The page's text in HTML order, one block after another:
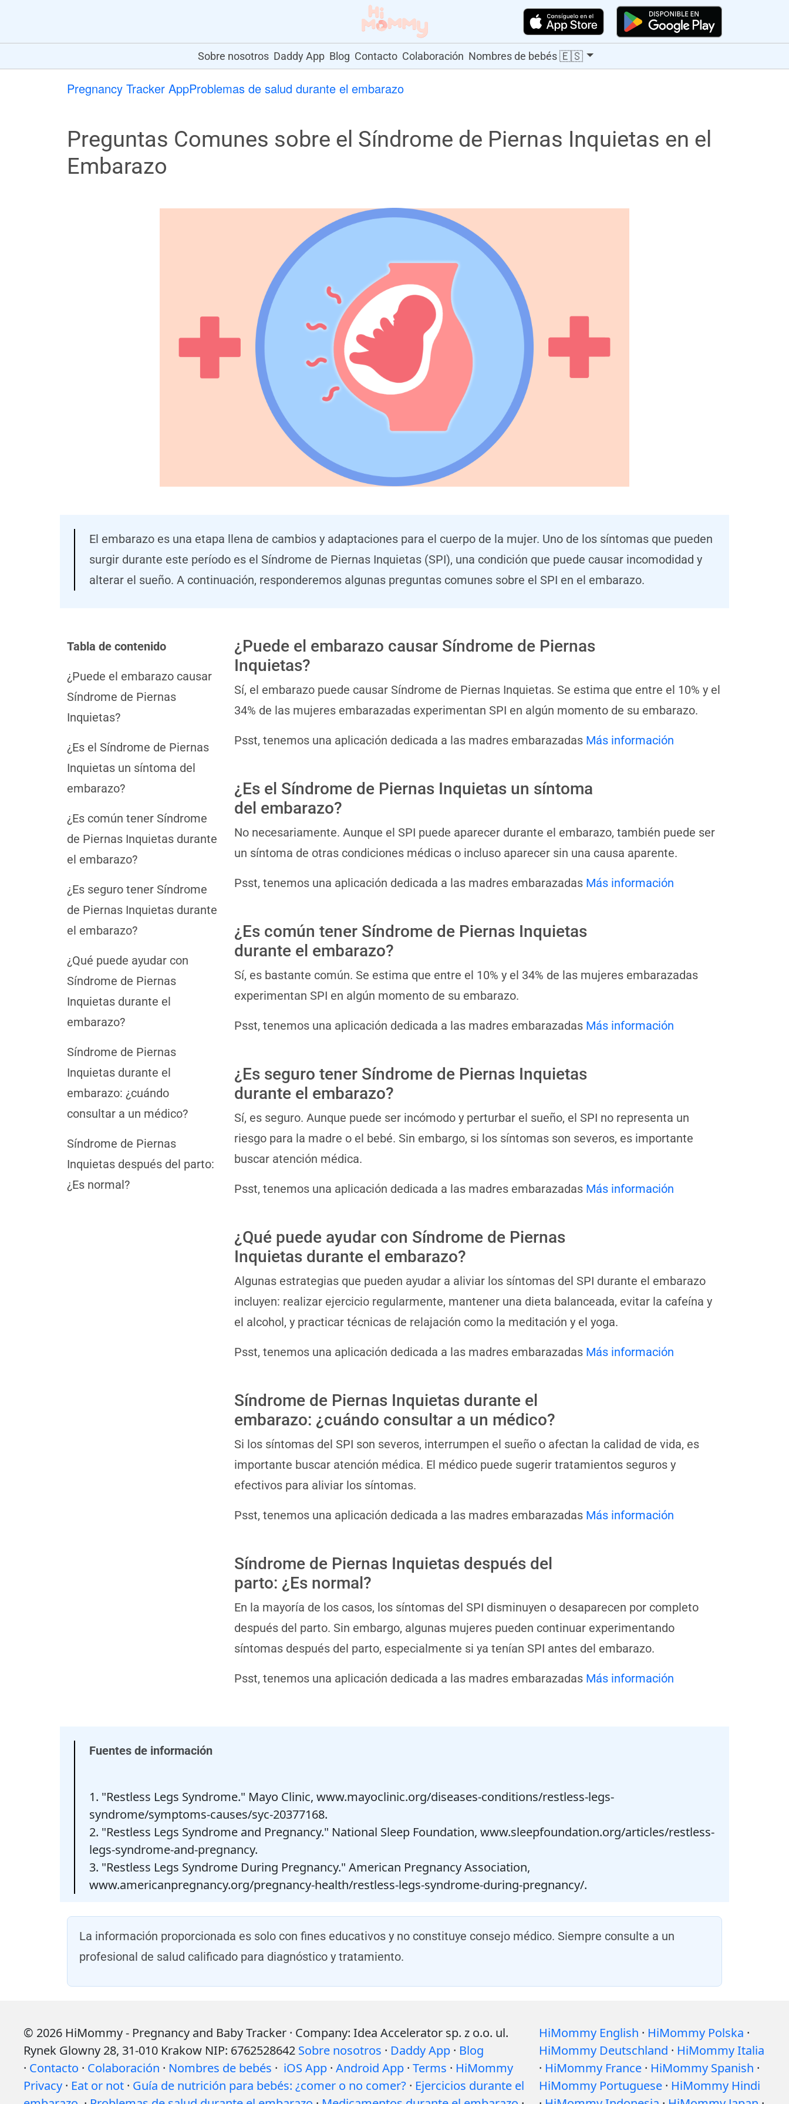
Sobre nosotros Daddy App Blog Contacto Colaboración Nombres de bebés 🇪🇸
Pregnancy Tracker AppProblemas de salud durante el embarazo
Preguntas Comunes sobre el Síndrome de Piernas Inquietas en el
Embarazo
El embarazo es una etapa llena de cambios y adaptaciones para el cuerpo de la mujer. Uno de los síntomas que pueden
surgir durante este período es el Síndrome de Piernas Inquietas (SPI), una condición que puede causar incomodidad y
alterar el sueño. A continuación, responderemos algunas preguntas comunes sobre el SPI en el embarazo.
Tabla de contenido
¿Puede el embarazo causar
Síndrome de Piernas
Inquietas?
¿Es el Síndrome de Piernas
Inquietas un síntoma del
embarazo?
¿Es común tener Síndrome
de Piernas Inquietas durante
el embarazo?
¿Es seguro tener Síndrome
de Piernas Inquietas durante
el embarazo?
¿Qué puede ayudar con
Síndrome de Piernas
Inquietas durante el
embarazo?
Síndrome de Piernas
Inquietas durante el
embarazo: ¿cuándo
consultar a un médico?
Síndrome de Piernas
Inquietas después del parto:
¿Es normal?
¿Puede el embarazo causar Síndrome de Piernas
Inquietas?
Sí, el embarazo puede causar Síndrome de Piernas Inquietas. Se estima que entre el 10% y el
34% de las mujeres embarazadas experimentan SPI en algún momento de su embarazo.
Psst, tenemos una aplicación dedicada a las madres embarazadas Más información
¿Es el Síndrome de Piernas Inquietas un síntoma
del embarazo?
No necesariamente. Aunque el SPI puede aparecer durante el embarazo, también puede ser
un síntoma de otras condiciones médicas o incluso aparecer sin una causa aparente.
Psst, tenemos una aplicación dedicada a las madres embarazadas Más información
¿Es común tener Síndrome de Piernas Inquietas
durante el embarazo?
Sí, es bastante común. Se estima que entre el 10% y el 34% de las mujeres embarazadas
experimentan SPI en algún momento de su embarazo.
Psst, tenemos una aplicación dedicada a las madres embarazadas Más información
¿Es seguro tener Síndrome de Piernas Inquietas
durante el embarazo?
Sí, es seguro. Aunque puede ser incómodo y perturbar el sueño, el SPI no representa un
riesgo para la madre o el bebé. Sin embargo, si los síntomas son severos, es importante
buscar atención médica.
Psst, tenemos una aplicación dedicada a las madres embarazadas Más información
¿Qué puede ayudar con Síndrome de Piernas
Inquietas durante el embarazo?
Algunas estrategias que pueden ayudar a aliviar los síntomas del SPI durante el embarazo
incluyen: realizar ejercicio regularmente, mantener una dieta balanceada, evitar la cafeína y
el alcohol, y practicar técnicas de relajación como la meditación y el yoga.
Psst, tenemos una aplicación dedicada a las madres embarazadas Más información
Síndrome de Piernas Inquietas durante el
embarazo: ¿cuándo consultar a un médico?
Si los síntomas del SPI son severos, interrumpen el sueño o afectan la calidad de vida, es
importante buscar atención médica. El médico puede sugerir tratamientos seguros y
efectivos para aliviar los síntomas.
Psst, tenemos una aplicación dedicada a las madres embarazadas Más información
Síndrome de Piernas Inquietas después del
parto: ¿Es normal?
En la mayoría de los casos, los síntomas del SPI disminuyen o desaparecen por completo
después del parto. Sin embargo, algunas mujeres pueden continuar experimentando
síntomas después del parto, especialmente si ya tenían SPI antes del embarazo.
Psst, tenemos una aplicación dedicada a las madres embarazadas Más información
Fuentes de información
1. "Restless Legs Syndrome." Mayo Clinic, www.mayoclinic.org/diseases-conditions/restless-legs-
syndrome/symptoms-causes/syc-20377168.
2. "Restless Legs Syndrome and Pregnancy." National Sleep Foundation, www.sleepfoundation.org/articles/restless-
legs-syndrome-and-pregnancy.
3. "Restless Legs Syndrome During Pregnancy." American Pregnancy Association,
www.americanpregnancy.org/pregnancy-health/restless-legs-syndrome-during-pregnancy/.
La información proporcionada es solo con fines educativos y no constituye consejo médico. Siempre consulte a un
profesional de salud calificado para diagnóstico y tratamiento.
© 2026 HiMommy - Pregnancy and Baby Tracker · Company: Idea Accelerator sp. z o.o. ul.
Rynek Glowny 28, 31-010 Krakow NIP: 6762528642 Sobre nosotros · Daddy App · Blog
· Contacto · Colaboración · Nombres de bebés · iOS App · Android App · Terms · HiMommy
Privacy · Eat or not · Guía de nutrición para bebés: ¿comer o no comer? · Ejercicios durante el
HiMommy English · HiMommy Polska ·
HiMommy Deutschland · HiMommy Italia
· HiMommy France· HiMommy Spanish ·
HiMommy Portuguese· HiMommy Hindi